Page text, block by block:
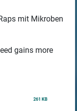
mit Mikroben
gains more
261 KB